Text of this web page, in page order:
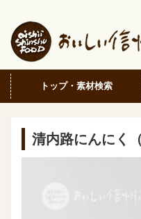
トップ・素材検索
清内路にんにく